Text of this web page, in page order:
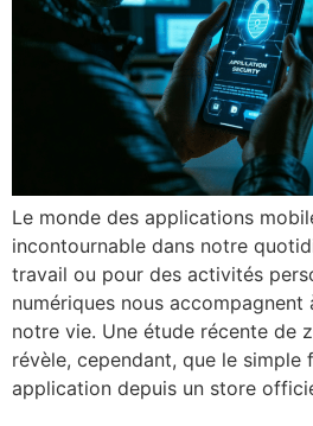
Le monde des applications
incontournable dans notre
travail ou pour des activités
numériques nous accompagnent
notre vie. Une étude récente de
révèle, cependant, que le simple
application depuis un store